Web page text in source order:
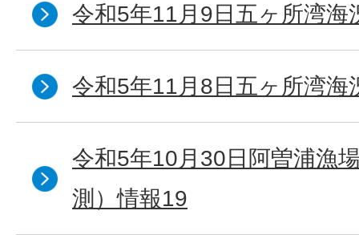
令和5年11月9日五ヶ所湾海
令和5年11月8日五ヶ所湾海
令和5年10月30日阿曽浦漁
測）情報19